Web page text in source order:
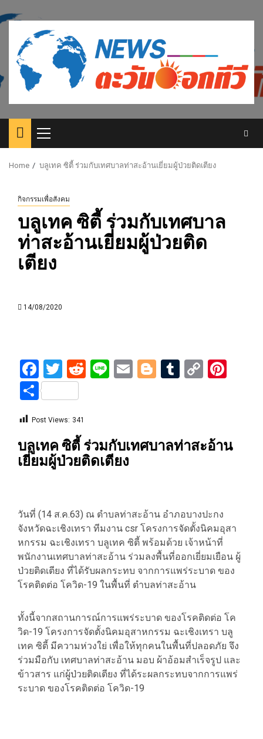
to
content
Primary
Menu
Home บลูเทค ซิตี้ ร่วมกับเทศบาลท่าสะอ้านเยี่ยมผู้ป่วยติดเตียง
กิจกรรมเพื่อสังคม
บลูเทค ซิตี้ ร่วมกับเทศบาล
ท่าสะอ้านเยี่ยมผู้ป่วยติด
เตียง
14/08/2020
Facebook
Twitter
Reddit
LineEmailBlogger
Tumblr
Copy
Share
Post Views: 341
บลูเทค ซิตี้ ร่วมกับเทศบาลท่าสะอ้าน
เยี่ยมผู้ป่วยติดเตียง
วันที่ (14 ส.ค.63) ณ ตำบลท่าสะอ้าน อำภอบางปะกง
จังหวัดฉะเชิงเทรา ทีมงาน csr โครงการจัดตั้งนิคมอุสา
หกรรม ฉะเชิงเทรา บลูเทค ซิตี้ พร้อมด้วย เจ้าหน้าที่
พนักงานเทศบาลท่าสะอ้าน ร่วมลงพื้นที่ออกเยี่ยมเยือน ผู้
ป่วยติดเตียง ที่ได้รับผลกระทบ จากการแพร่ระบาด ของ
โรคติดต่อ โควิด-19 ในพื้นที่ ตำบลท่าสะอ้าน
ทั้งนี้จากสถานการณ์การแพร่ระบาด ของโรคติดต่อ โค
วิด-19 โครงการจัดตั้งนิคมอุสาหกรรม ฉะเชิงเทรา บลู
เทค ซิตี้ มีความห่วงใย่ เพื่อให้ทุกคนในพื้นที่ปลอดภัย จึง
ร่วมมือกับ เทศบาลท่าสะอ้าน มอบ ผ้าอ้อมสำเร็จรูป และ
ข้าวสาร แก่ผู้ป่วยติดเตียง ที่ได้ระผลกระทบจากการแพร่
ระบาด ของโรคติดต่อ โควิด-19